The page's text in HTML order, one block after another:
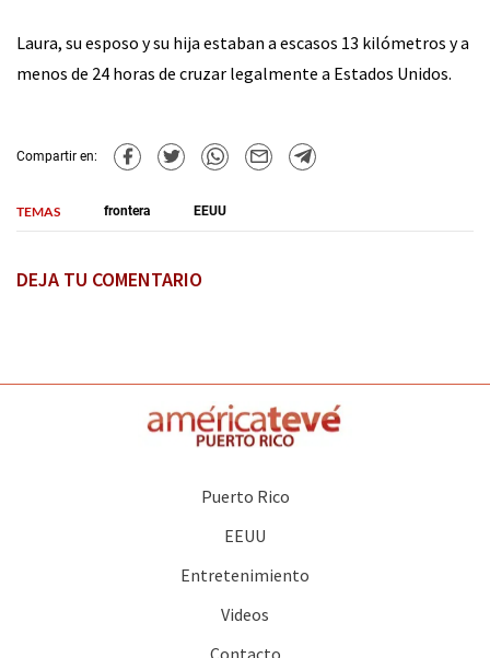
Laura, su esposo y su hija estaban a escasos 13 kilómetros y a
menos de 24 horas de cruzar legalmente a Estados Unidos.
Compartir en:
TEMAS frontera EEUU
DEJA TU COMENTARIO
Puerto Rico
EEUU
Entretenimiento
Videos